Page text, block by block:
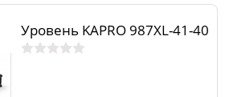
Уровень KAPRO 987XL-41-40